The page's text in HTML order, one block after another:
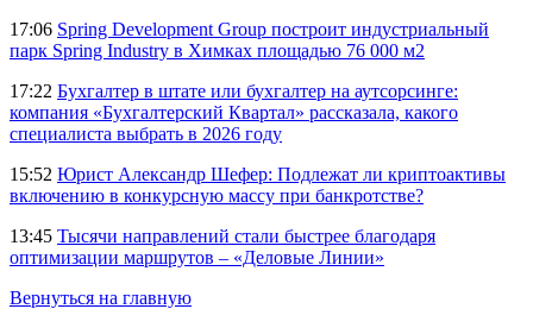
17:06 Spring Development Group построит индустриальный
парк Spring Industry в Химках площадью 76 000 м2
17:22 Бухгалтер в штате или бухгалтер на аутсорсинге:
компания «Бухгалтерский Квартал» рассказала, какого
специалиста выбрать в 2026 году
15:52 Юрист Александр Шефер: Подлежат ли криптоактивы
включению в конкурсную массу при банкротстве?
13:45 Тысячи направлений стали быстрее благодаря
оптимизации маршрутов – «Деловые Линии»
Вернуться на главную